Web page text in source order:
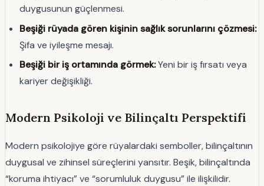
duygusunun güçlenmesi.
Beşiği rüyada gören kişinin sağlık sorunlarını çözmesi:
Şifa ve iyileşme mesajı.
Beşiği bir iş ortamında görmek:Yeni bir iş fırsatı veya
kariyer değişikliği.
Modern Psikoloji ve Bilinçaltı Perspektifi
Modern psikolojiye göre rüyalardaki semboller, bilinçaltının
duygusal ve zihinsel süreçlerini yansıtır. Beşik, bilinçaltında
“koruma ihtiyacı” ve “sorumluluk duygusu” ile ilişkilidir.